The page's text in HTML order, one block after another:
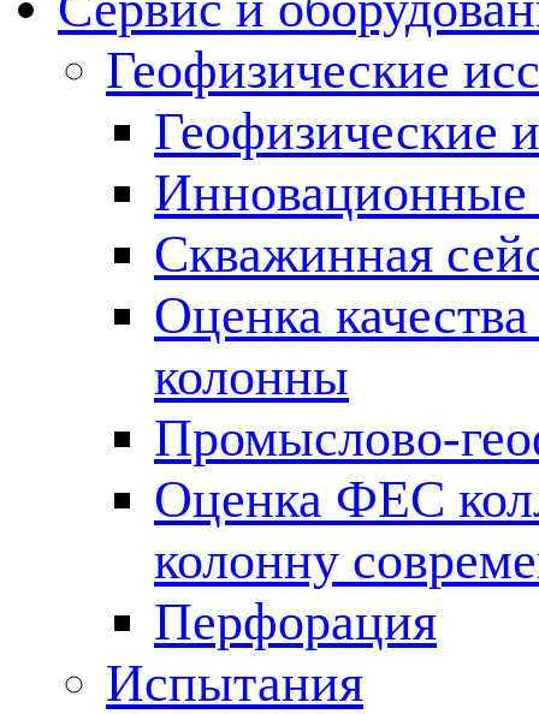
Геофизические
Геофизические
Инновационные
Скважинная
Оценка
колонны
Промыслово-
Оценка ФЕС
колонну
Перфорация
Испытания